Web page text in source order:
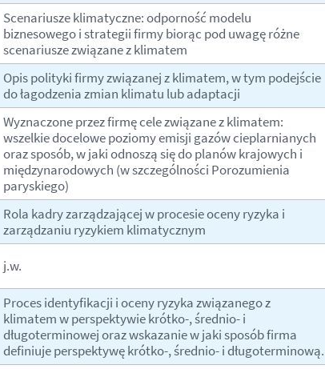
Scenariusze klimatyczne: odporność modelu
biznesowego i strategii firmy biorąc pod uwagę różne
scenariusze związane z klimatem
Opis polityki firmy związanej z klimatem, w tym podejście
do łagodzenia zmian klimatu lub adaptacji
Wyznaczone przez firmę cele związane z klimatem:
wszelkie docelowe poziomy emisji gazów cieplarnianych
oraz sposób, w jaki odnoszą się do planów krajowych i
międzynarodowych (w szczególności Porozumienia
paryskiego)
Rola kadry zarządzającej w procesie oceny ryzyka i
zarządzaniu ryzykiem klimatycznym
j.w.
Proces identyfikacji i oceny ryzyka związanego z
klimatem w perspektywie krótko-, średnio- i
długoterminowej oraz wskazanie w jaki sposób firma
definiuje perspektywę krótko-, średnio- i długoterminową.